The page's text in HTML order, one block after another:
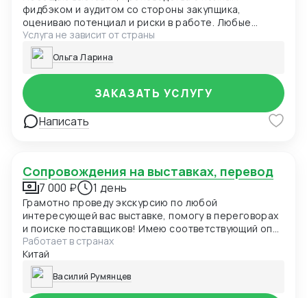
фидбэком и аудитом со стороны закупщика,
оцениваю потенциал и риски в работе. Любые
уровни переговоров.
Услуга не зависит от страны
Ольга Ларина
Написать
ЗАКАЗАТЬ УСЛУГУ
Сопровождения на выставках, перевод
7 000 ₽ 1 день
Грамотно проведу экскурсию по любой
интересующей вас выставке, помогу в переговорах
и поиске поставщиков! Имею соответствующий опыт
и хороший набор лексики для общения.
Работает в странах
Китай
Василий Румянцев